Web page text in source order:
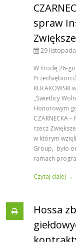
spraw
29
W środę 26-
KUŁAKOWSKI
„Świetlicy
Honorowym
CZARNECKA
rzecz
w którym
Group, było
ramach
Czytaj dalej →
Hossa